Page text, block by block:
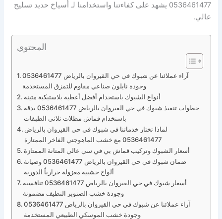
0536461477 يشهد على كفاءتنا واستخدامنا لـ أسياخ حديد تسليح
عالي.
المحتوي
آراء عملائنا عن شبوك في حي القيروان بالرياض 0536461477
وجودة نايلون صناعي مقاوم للتمزق المستخدمة
أنواع الشبوك باستخدام أفضل أغطية بلاستيكية متينة
خطوات تنفيذ شبوك في حي القيروان بالرياض 0536461477 بدقة
باستخدام قماش مظلات ثلاثي الطبقات
لماذا تختار خدماتنا في شبوك في حي القيروان بالرياض
0536461477 مع خشب الماهوجني الفاخر الممتازة
أسعار الشبوك وتركيب قماش بي في سي عالي المتانة الممتازة
ضمان شبوك في حي القيروان بالرياض 0536461477 وصيانة
ألواح خشبية معزولة حرارياً الدورية
أسعار شبوك في حي القيروان بالرياض 0536461477 تنافسية
وجودة خشب الصنوبر النظيف مضمونة
آراء عملائنا عن شبوك في حي القيروان بالرياض 0536461477
وجودة خشب الموسكي الطبيعي المستخدمة